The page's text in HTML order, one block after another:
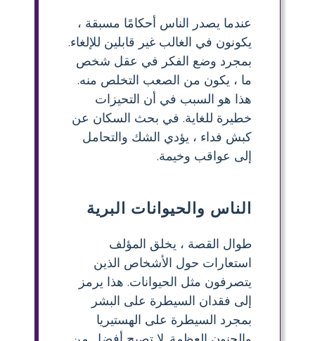
عندما يصدر الناس أحكامًا مسبقة ،
يكونون في الغالب غير قابلين للإلغاء.
بمجرد وضع الفكر في عقل شخص
ما ، يكون من الصعب التخلص منه.
هذا هو السبب في أن التحيزات
خطيرة للغاية. في بحث السكان عن
كبش فداء ، يؤدي الشك والتحامل
إلى عواقب وخيمة.
الناس والحيوانات البرية
طوال القصة ، يخلق المؤلف
استعارات حول الأشخاص الذين
يتصرفون مثل الحيوانات. هذا يرمز
إلى فقدان السيطرة على البشر
بمجرد السيطرة على الهستيريا